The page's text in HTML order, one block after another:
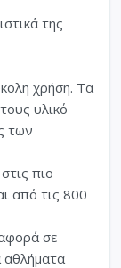
της
χρήση. Τα
υλικό
των
πιο
από τις 800
σε